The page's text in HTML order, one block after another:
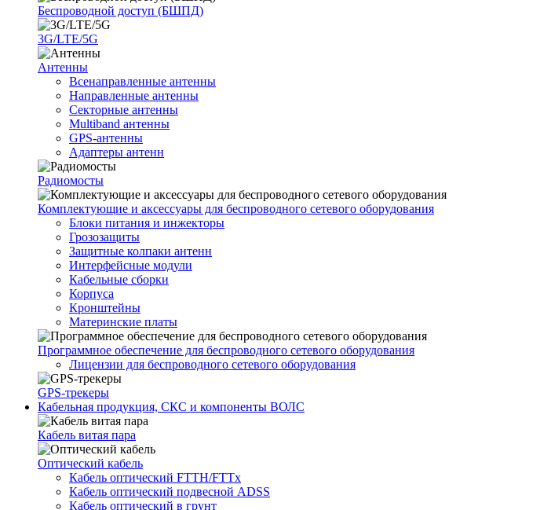
Беспроводной доступ (БШПД)
3G/LTE/5G
Антенны
Всенаправленные антенны
Направленные антенны
Секторные антенны
Multiband антенны
GPS-антенны
Адаптеры антенн
Радиомосты
Комплектующие и аксессуары для беспроводного сетевого оборудования
Блоки питания и инжекторы
Грозозащиты
Защитные колпаки антенн
Интерфейсные модули
Кабельные сборки
Корпуса
Кронштейны
Материнские платы
Программное обеспечение для беспроводного сетевого оборудования
Лицензии для беспроводного сетевого оборудования
GPS-трекеры
Кабельная продукция, СКС и компоненты ВОЛС
Кабель витая пара
Оптический кабель
Кабель оптический FTTH/FTTx
Кабель оптический подвесной ADSS
Кабель оптический в грунт